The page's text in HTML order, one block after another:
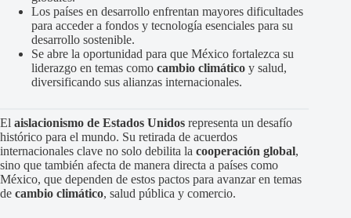
Los países en desarrollo enfrentan mayores dificultades
para acceder a fondos y tecnología esenciales para su
desarrollo sostenible.
Se abre la oportunidad para que México fortalezca su
liderazgo en temas como cambio climático y salud,
diversificando sus alianzas internacionales.
El aislacionismo de Estados Unidos representa un desafío
histórico para el mundo. Su retirada de acuerdos
internacionales clave no solo debilita la cooperación global,
sino que también afecta de manera directa a países como
México, que dependen de estos pactos para avanzar en temas
de cambio climático, salud pública y comercio.